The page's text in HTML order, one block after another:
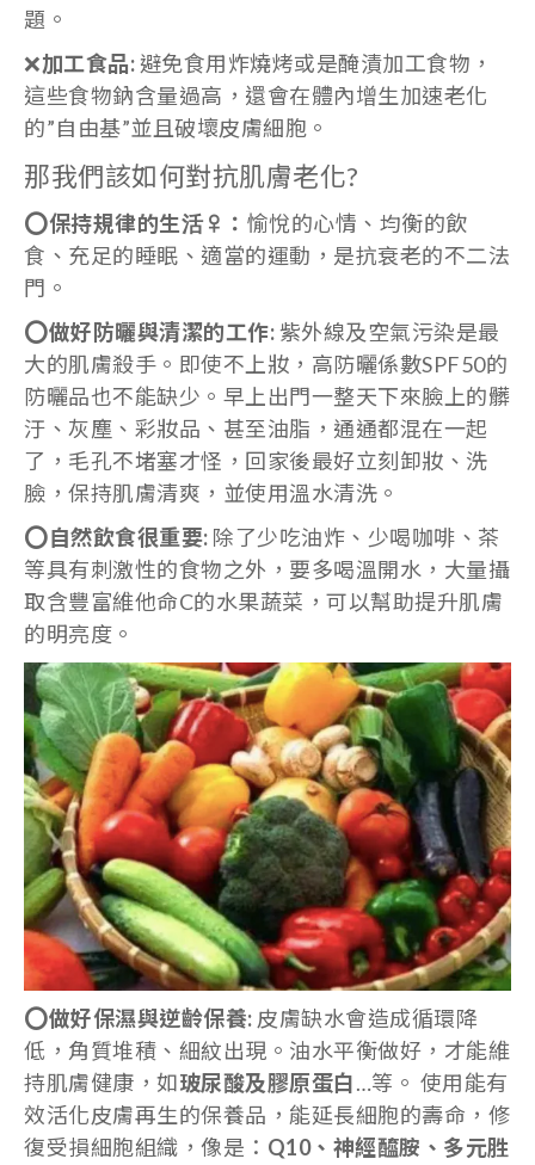
題。
❌加工食品: 避免食用炸燒烤或是醃漬加工食物，
這些食物鈉含量過高，還會在體內增生加速老化
的”自由基”並且破壞皮膚細胞。
那我們該如何對抗肌膚老化?
⭕保持規律的生活 ‍♀： 愉悅的心情、均衡的飲
食、充足的睡眠、適當的運動，是抗衰老的不二法
門。
⭕做好防曬與清潔的工作:紫外線及空氣污染是最
大的肌膚殺手。即使不上妝，高防曬係數SPF50的
防曬品也不能缺少。早上出門一整天下來臉上的髒
汙、灰塵、彩妝品、甚至油脂，通通都混在一起
了，毛孔不堵塞才怪，回家後最好立刻卸妝、洗
臉，保持肌膚清爽，並使用溫水清洗。
⭕自然飲食很重要: 除了少吃油炸、少喝咖啡、茶
等具有刺激性的食物之外，要多喝溫開水，大量攝
取含豐富維他命C的水果蔬菜，可以幫助提升肌膚
的明亮度。
⭕做好保濕與逆齡保養: 皮膚缺水會造成循環降
低，角質堆積、細紋出現。油水平衡做好，才能維
持肌膚健康，如玻尿酸及膠原蛋白…等。 使用能有
效活化皮膚再生的保養品，能延長細胞的壽命，修
復受損細胞組織，像是： Q10、神經醯胺、多元胜